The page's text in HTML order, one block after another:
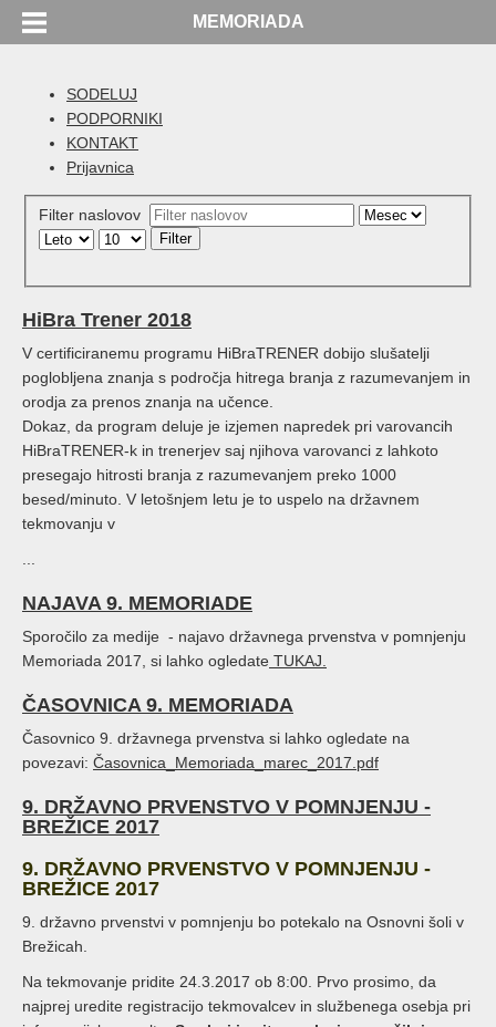
MEMORIADA
SODELUJ
PODPORNIKI
KONTAKT
Prijavnica
Filter naslovov
Filter
HiBra Trener 2018
V certificiranemu programu HiBraTRENER dobijo slušatelji
poglobljena znanja s področja hitrega branja z razumevanjem in
orodja za prenos znanja na učence.
Dokaz, da program deluje je izjemen napredek pri varovancih
HiBraTRENER-k in trenerjev saj njihova varovanci z lahkoto
presegajo hitrosti branja z razumevanjem preko 1000
besed/minuto. V letošnjem letu je to uspelo na državnem
tekmovanju v
NAJAVA 9. MEMORIADE
Sporočilo za medije - najavo državnega prvenstva v pomnjenju
Memoriada 2017, si lahko ogledate TUKAJ.
ČASOVNICA 9. MEMORIADA
Časovnico 9. državnega prvenstva si lahko ogledate na
povezavi: Časovnica_Memoriada_marec_2017.pdf
9. DRŽAVNO PRVENSTVO V POMNJENJU -
BREŽICE 2017
9. DRŽAVNO PRVENSTVO V POMNJENJU -
BREŽICE 2017
9. državno prvenstvi v pomnjenju bo potekalo na Osnovni šoli v
Brežicah.
Na tekmovanje pridite 24.3.2017 ob 8:00. Prvo prosimo, da
najprej uredite registracijo tekmovalcev in službenega osebja pri